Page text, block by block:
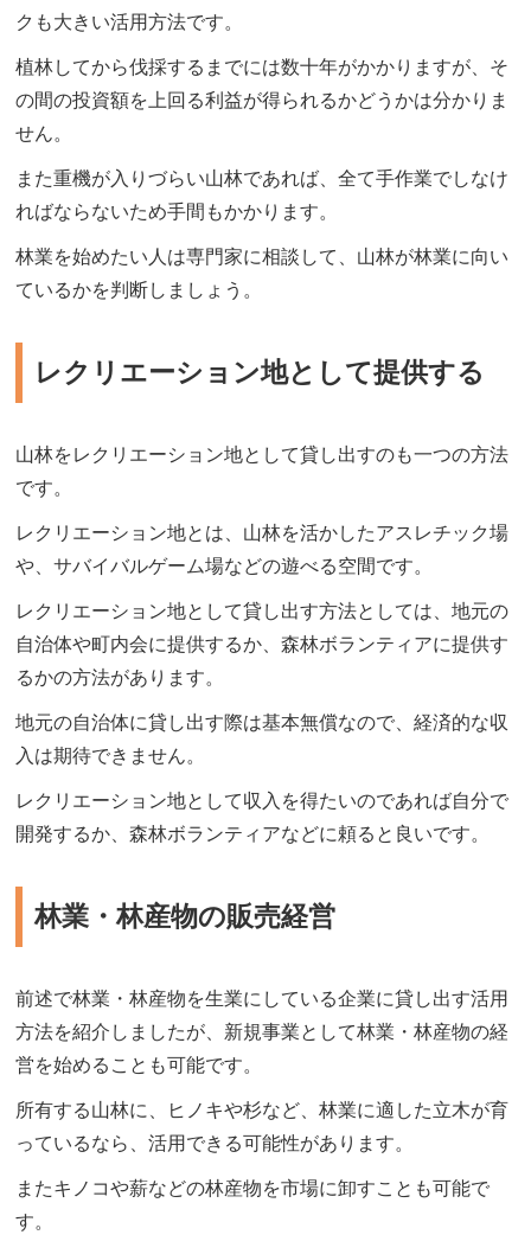
クも大きい活用方法です。
植林してから伐採するまでには数十年がかかりますが、そ
の間の投資額を上回る利益が得られるかどうかは分かりま
せん。
また重機が入りづらい山林であれば、全て手作業でしなけ
ればならないため手間もかかります。
林業を始めたい人は専門家に相談して、山林が林業に向い
ているかを判断しましょう。
レクリエーション地として提供する
山林をレクリエーション地として貸し出すのも一つの方法
です。
レクリエーション地とは、山林を活かしたアスレチック場
や、サバイバルゲーム場などの遊べる空間です。
レクリエーション地として貸し出す方法としては、地元の
自治体や町内会に提供するか、森林ボランティアに提供す
るかの方法があります。
地元の自治体に貸し出す際は基本無償なので、経済的な収
入は期待できません。
レクリエーション地として収入を得たいのであれば自分で
開発するか、森林ボランティアなどに頼ると良いです。
林業・林産物の販売経営
前述で林業・林産物を生業にしている企業に貸し出す活用
方法を紹介しましたが、新規事業として林業・林産物の経
営を始めることも可能です。
所有する山林に、ヒノキや杉など、林業に適した立木が育
っているなら、活用できる可能性があります。
またキノコや薪などの林産物を市場に卸すことも可能で
す。